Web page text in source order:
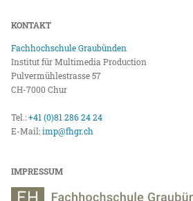
KONTAKT
Fachhochschule Graubünden
Institut für Multimedia Production
Pulvermühlestrasse 57
CH-7000 Chur
Tel.:+41 (0)81 286 24 24
E-Mail:imp@fhgr.ch
IMPRESSUM